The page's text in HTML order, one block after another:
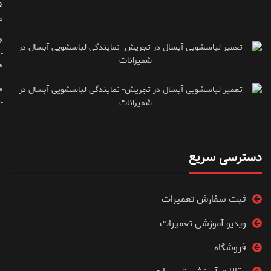
-
-
دسترسی سریع
ثبت سفارش تعمیرات
ویدیو آموزشی تعمیرات
فروشگاه